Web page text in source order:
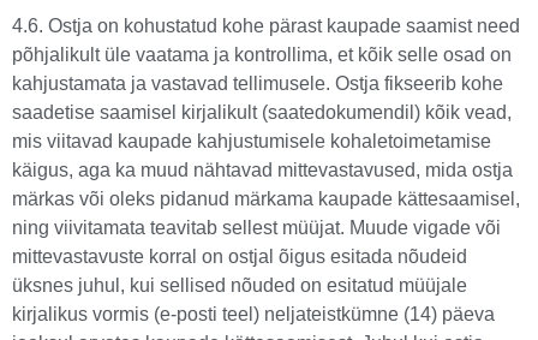
4.6. Ostja on kohustatud kohe pärast kaupade saamist need
põhjalikult üle vaatama ja kontrollima, et kõik selle osad on
kahjustamata ja vastavad tellimusele. Ostja fikseerib kohe
saadetise saamisel kirjalikult (saatedokumendil) kõik vead,
mis viitavad kaupade kahjustumisele kohaletoimetamise
käigus, aga ka muud nähtavad mittevastavused, mida ostja
märkas või oleks pidanud märkama kaupade kättesaamisel,
ning viivitamata teavitab sellest müüjat. Muude vigade või
mittevastavuste korral on ostjal õigus esitada nõudeid
üksnes juhul, kui sellised nõuded on esitatud müüjale
kirjalikus vormis (e-posti teel) neljateistkümne (14) päeva